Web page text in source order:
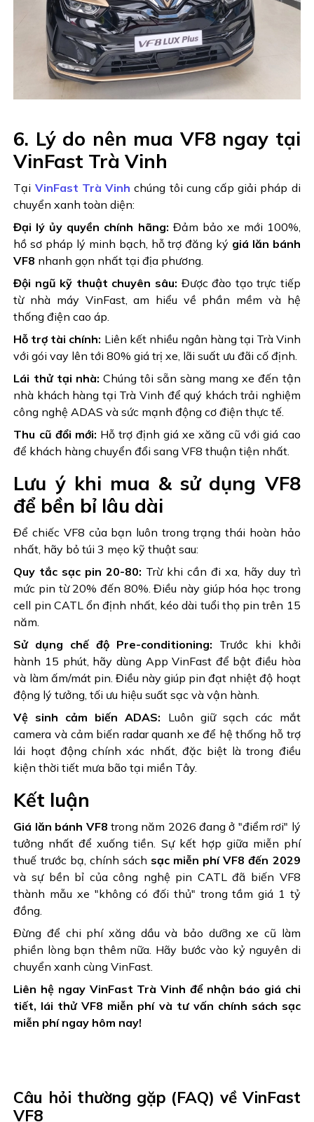
6. Lý do nên mua VF8 ngay tại
VinFast Trà Vinh
Tại VinFast Trà Vinh chúng tôi cung cấp giải pháp di
chuyển xanh toàn diện:
Đại lý ủy quyền chính hãng: Đảm bảo xe mới 100%,
hồ sơ pháp lý minh bạch, hỗ trợ đăng ký giá lăn bánh
VF8 nhanh gọn nhất tại địa phương.
Đội ngũ kỹ thuật chuyên sâu: Được đào tạo trực tiếp
từ nhà máy VinFast, am hiểu về phần mềm và hệ
thống điện cao áp.
Hỗ trợ tài chính: Liên kết nhiều ngân hàng tại Trà Vinh
với gói vay lên tới 80% giá trị xe, lãi suất ưu đãi cố định.
Lái thử tại nhà: Chúng tôi sẵn sàng mang xe đến tận
nhà khách hàng tại Trà Vinh để quý khách trải nghiệm
công nghệ ADAS và sức mạnh động cơ điện thực tế.
Thu cũ đổi mới: Hỗ trợ định giá xe xăng cũ với giá cao
để khách hàng chuyển đổi sang VF8 thuận tiện nhất.
Lưu ý khi mua & sử dụng VF8
để bền bỉ lâu dài
Để chiếc VF8 của bạn luôn trong trạng thái hoàn hảo
nhất, hãy bỏ túi 3 mẹo kỹ thuật sau:
Quy tắc sạc pin 20-80: Trừ khi cần đi xa, hãy duy trì
mức pin từ 20% đến 80%. Điều này giúp hóa học trong
cell pin CATL ổn định nhất, kéo dài tuổi thọ pin trên 15
năm.
Sử dụng chế độ Pre-conditioning: Trước khi khởi
hành 15 phút, hãy dùng App VinFast để bật điều hòa
và làm ấm/mát pin. Điều này giúp pin đạt nhiệt độ hoạt
động lý tưởng, tối ưu hiệu suất sạc và vận hành.
Vệ sinh cảm biến ADAS: Luôn giữ sạch các mắt
camera và cảm biến radar quanh xe để hệ thống hỗ trợ
lái hoạt động chính xác nhất, đặc biệt là trong điều
kiện thời tiết mưa bão tại miền Tây.
Kết luận
Giá lăn bánh VF8 trong năm 2026 đang ở "điểm rơi" lý
tưởng nhất để xuống tiền. Sự kết hợp giữa miễn phí
thuế trước bạ, chính sách sạc miễn phí VF8 đến 2029
và sự bền bỉ của công nghệ pin CATL đã biến VF8
thành mẫu xe "không có đối thủ" trong tầm giá 1 tỷ
đồng.
Đừng để chi phí xăng dầu và bảo dưỡng xe cũ làm
phiền lòng bạn thêm nữa. Hãy bước vào kỷ nguyên di
chuyển xanh cùng VinFast.
Liên hệ ngay VinFast Trà Vinh để nhận báo giá chi
tiết, lái thử VF8 miễn phí và tư vấn chính sách sạc
miễn phí ngay hôm nay!
Câu hỏi thường gặp (FAQ) về VinFast
VF8